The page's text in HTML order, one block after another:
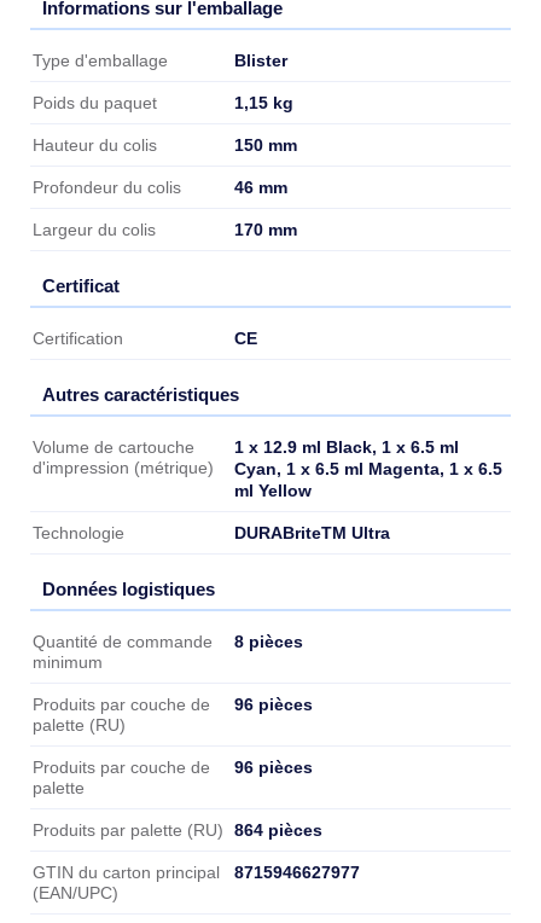
Informations sur l'emballage
Informations sur l'emballage
Type d'emballage Blister
Poids du paquet 1,15 kg
Hauteur du colis 150 mm
Profondeur du colis 46 mm
Largeur du colis 170 mm
Certificat
Certificat
Certification CE
Autres caractéristiques
Autres caractéristiques
Volume de cartouche
d'impression (métrique)
1 x 12.9 ml Black, 1 x 6.5 ml
Cyan, 1 x 6.5 ml Magenta, 1 x 6.5
ml Yellow
Technologie DURABriteTM Ultra
Données logistiques
Données logistiques
Quantité de commande
minimum
8 pièces
Produits par couche de
palette (RU)
96 pièces
Produits par couche de
palette
96 pièces
Produits par palette (RU) 864 pièces
GTIN du carton principal
(EAN/UPC)
8715946627977